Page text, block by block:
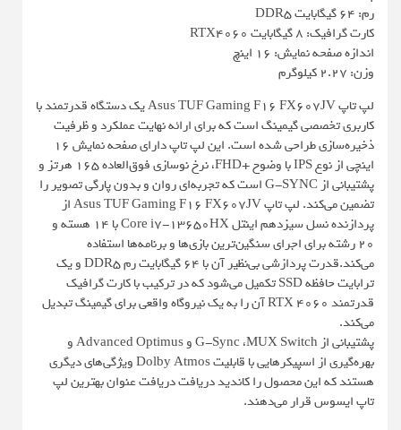
رم: 64 گیگابایت DDR5
کارت گرافیک: 8 گیگابایت RTX4060
اندازه صفحه نمایش: 16 اینچ
وزن: 2.27 کیلوگرم
لپ تاپ Asus TUF Gaming F16 FX607JV یک دستگاه قدرتمند با
کاربری تخصصی گیمینگ است که برای ارائه نهایت عملکرد و ظرفیت
ذخیره‌سازی طراحی شده است. این لپ تاپ دارای صفحه نمایش 16
اینچی از نوع IPS با وضوح +FHD، نرخ نوسازی فوق‌العاده 165 هرتز و
پشتیبانی از G-SYNC است که تجربه‌ای روان و بدون پارگی تصویر را
تضمین می‌کند. لپ تاپ Asus TUF Gaming F16 FX607JV از
پردازنده نسل سیزدهم اینتل Core i7-13650HX با 14 هسته و
20 رشته برای اجرای سنگین‌ترین بازی‌ها و برنامه‌ها استفاده
می‌کند.قدرت پردازشی بی‌نظیر آن با 64 گیگابایت رم DDR5 و یک
ترابایت حافظه SSD تکمیل می‌شود که در ترکیب با کارت گرافیک
قدرتمند RTX 4060 آن را به یک نیروگاه واقعی برای گیمینگ تبدیل
می‌کند.
پشتیبانی از G-Sync ،MUX Switch و Advanced Optimus و
بهره‌گیری از اسپیکرهایی با قابلیت Dolby Atmos ویژگی‌های دیگری
هستند که این محصول را کاندید دریافت دریافت عنوان بهترین لپ
تاپ ایسوس قرار می‌دهند.